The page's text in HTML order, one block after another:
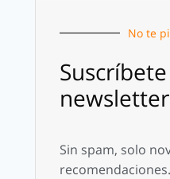
No te
Sin spam, solo
recomendaciones.